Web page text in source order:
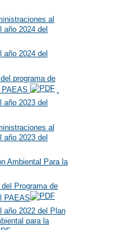
al
año 2024 del
año 2024 del
programa de
.
año 2023 del
al
año 2023 del
Ambiental Para la
Programa de
PAEAS
año 2022 del Plan
para la